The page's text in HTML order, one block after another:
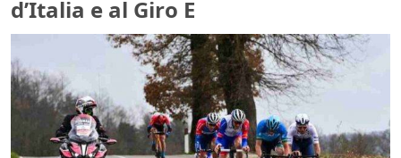
d’Italia e al Giro E